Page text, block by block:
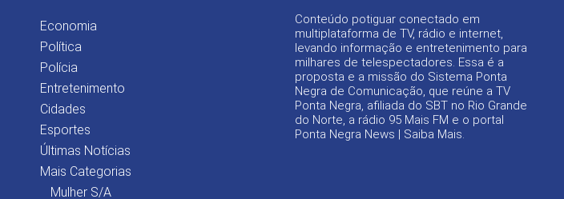
Economia
Política
Polícia
Entretenimento
Cidades
Esportes
Últimas Notícias
Mais Categorias
Mulher S/A
Conteúdo potiguar conectado em
multiplataforma de TV, rádio e internet,
levando informação e entretenimento para
milhares de telespectadores. Essa é a
proposta e a missão do Sistema Ponta
Negra de Comunicação, que reúne a TV
Ponta Negra, afiliada do SBT no Rio Grande
do Norte, a rádio 95 Mais FM e o portal
Ponta Negra News | Saiba Mais.